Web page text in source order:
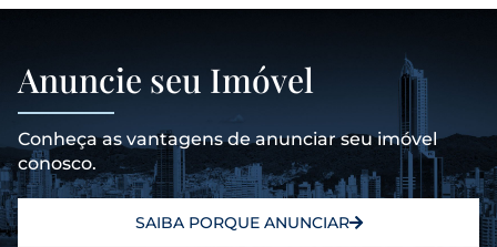
Anuncie seu Imóvel
Conheça as vantagens de anunciar seu imóvel
conosco.
SAIBA PORQUE ANUNCIAR